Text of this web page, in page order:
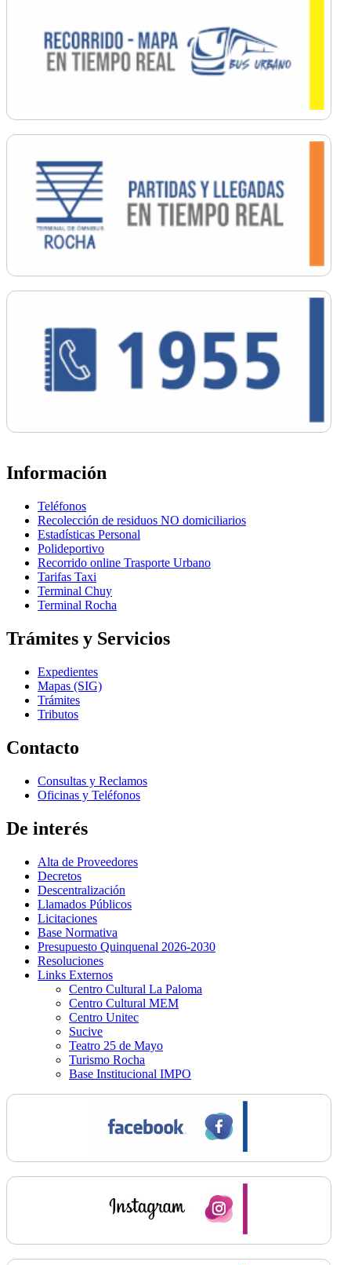
Información
Teléfonos
Recolección de residuos NO domiciliarios
Estadísticas Personal
Polideportivo
Recorrido online Trasporte Urbano
Tarifas Taxi
Terminal Chuy
Terminal Rocha
Trámites y Servicios
Expedientes
Mapas (SIG)
Trámites
Tributos
Contacto
Consultas y Reclamos
Oficinas y Teléfonos
De interés
Alta de Proveedores
Decretos
Descentralización
Llamados Públicos
Licitaciones
Base Normativa
Presupuesto Quinquenal 2026-2030
Resoluciones
Links Externos
Centro Cultural La Paloma
Centro Cultural MEM
Centro Unitec
Sucive
Teatro 25 de Mayo
Turismo Rocha
Base Institucional IMPO